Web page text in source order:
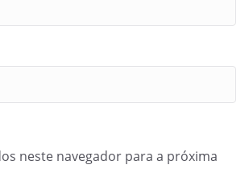
neste navegador para a próxima